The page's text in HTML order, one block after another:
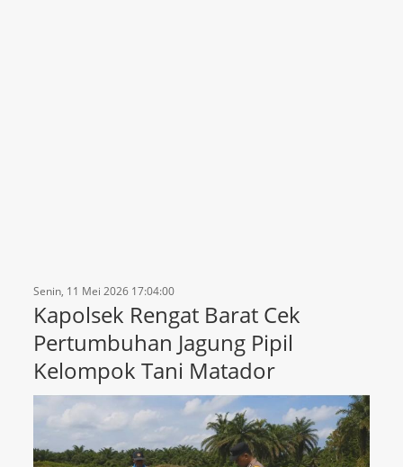
Senin, 11 Mei 2026 17:04:00
Kapolsek Rengat Barat Cek
Pertumbuhan Jagung Pipil
Kelompok Tani Matador